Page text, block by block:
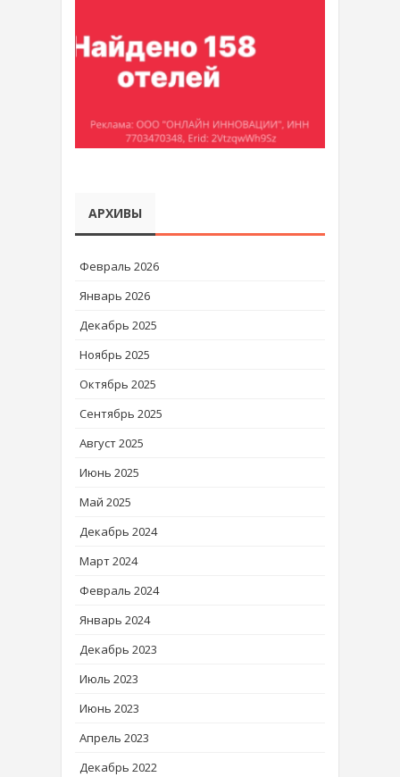
АРХИВЫ
Февраль 2026
Январь 2026
Декабрь 2025
Ноябрь 2025
Октябрь 2025
Сентябрь 2025
Август 2025
Июнь 2025
Май 2025
Декабрь 2024
Март 2024
Февраль 2024
Январь 2024
Декабрь 2023
Июль 2023
Июнь 2023
Апрель 2023
Декабрь 2022